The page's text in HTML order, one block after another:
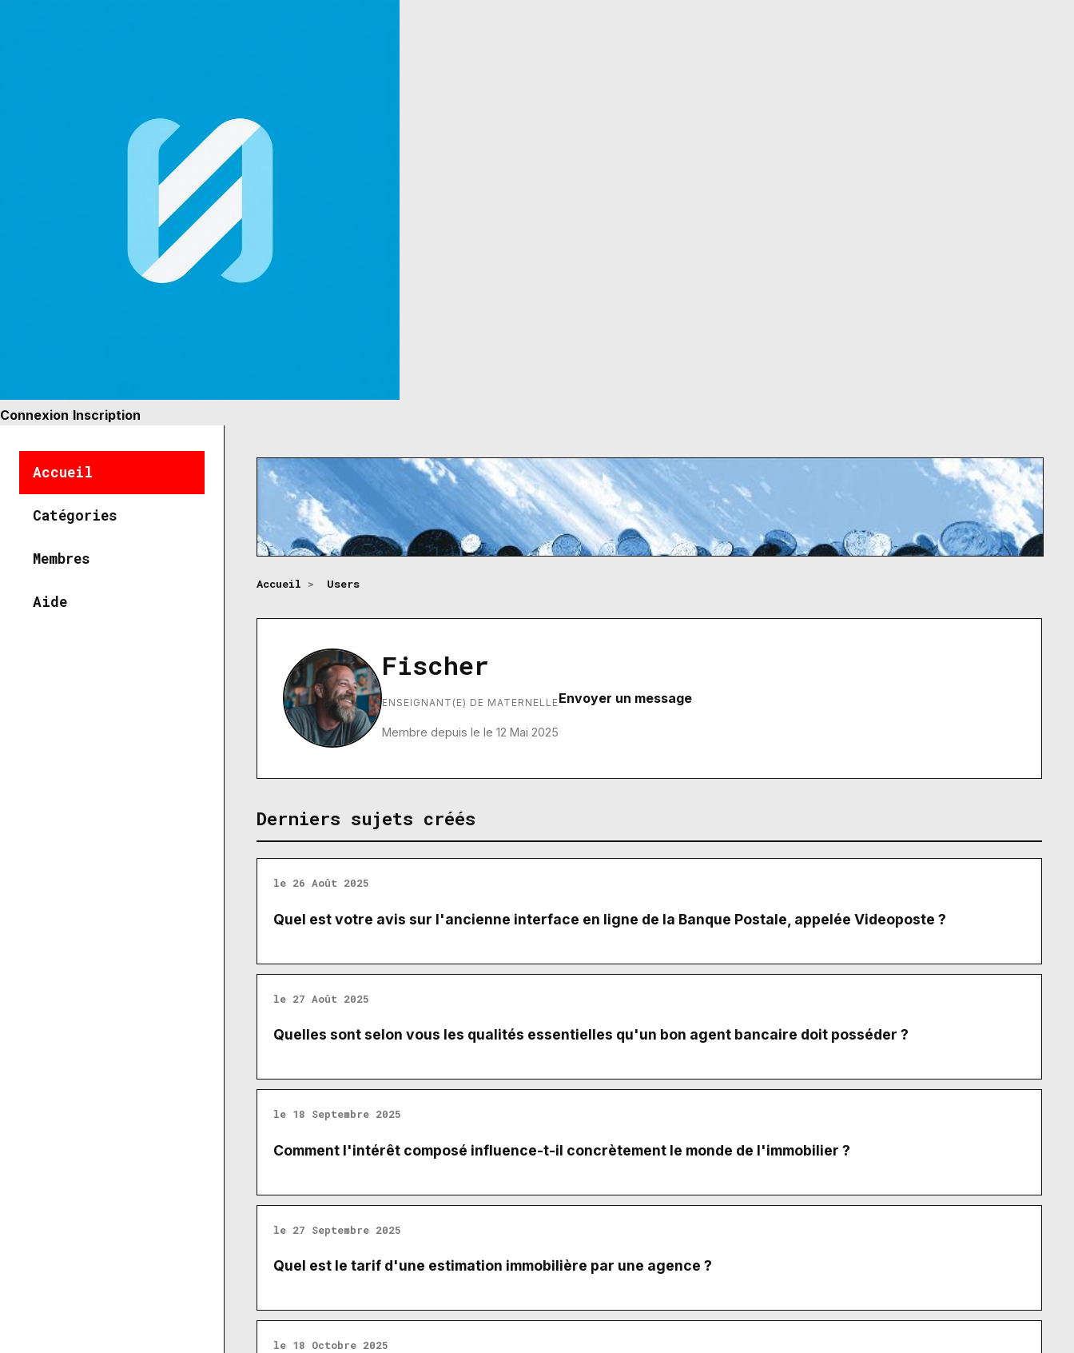
Connexion Inscription
Accueil
Catégories
Membres
Aide
Accueil > Users
Fischer
ENSEIGNANT(E) DE MATERNELLE
Membre depuis le le 12 Mai 2025
Envoyer un message
Derniers sujets créés
le 26 Août 2025
Quel est votre avis sur l'ancienne interface en ligne de la Banque Postale, appelée Videoposte ?
le 27 Août 2025
Quelles sont selon vous les qualités essentielles qu'un bon agent bancaire doit posséder ?
le 18 Septembre 2025
Comment l'intérêt composé influence-t-il concrètement le monde de l'immobilier ?
le 27 Septembre 2025
Quel est le tarif d'une estimation immobilière par une agence ?
le 18 Octobre 2025